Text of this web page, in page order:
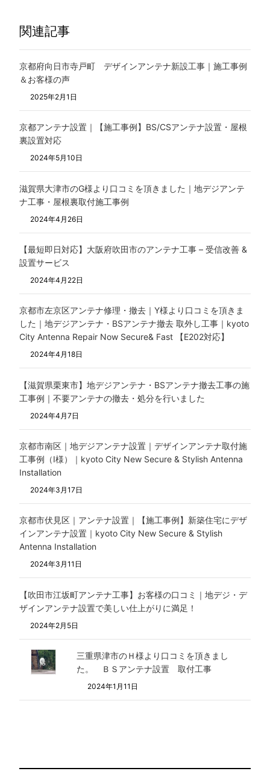
関連記事
京都府向日市寺戸町 デザインアンテナ新設工事｜施工事例
＆お客様の声
2025年2月1日
京都アンテナ設置｜【施工事例】BS/CSアンテナ設置・屋根
裏設置対応
2024年5月10日
滋賀県大津市のG様より口コミを頂きました｜地デジアンテ
ナ工事・屋根裏取付施工事例
2024年4月26日
【最短即日対応】大阪府吹田市のアンテナ工事 – 受信改善 &
設置サービス
2024年4月22日
京都市左京区アンテナ修理・撤去｜Y様より口コミを頂きま
した｜地デジアンテナ・BSアンテナ撤去 取外し工事｜kyoto
City Antenna Repair Now Secure& Fast 【E202対応】
2024年4月18日
【滋賀県栗東市】地デジアンテナ・BSアンテナ撤去工事の施
工事例｜不要アンテナの撤去・処分を行いました
2024年4月7日
京都市南区｜地デジアンテナ設置｜デザインアンテナ取付施
工事例（I様）｜kyoto City New Secure & Stylish Antenna
Installation
2024年3月17日
京都市伏見区｜アンテナ設置｜【施工事例】新築住宅にデザ
インアンテナ設置｜kyoto City New Secure & Stylish
Antenna Installation
2024年3月11日
【吹田市江坂町アンテナ工事】お客様の口コミ｜地デジ・デ
ザインアンテナ設置で美しい仕上がりに満足！
2024年2月5日
三重県津市のＨ様より口コミを頂きまし
た。 ＢＳアンテナ設置 取付工事
2024年1月11日